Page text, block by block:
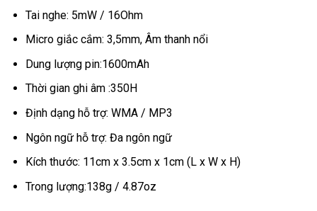
Tai nghe: 5mW / 16Ohm
Micro giắc cắm: 3,5mm, Âm thanh nổi
Dung lượng pin:1600mAh
Thời gian ghi âm :350H
Định dạng hỗ trợ: WMA / MP3
Ngôn ngữ hỗ trợ: Đa ngôn ngữ
Kích thước: 11cm x 3.5cm x 1cm (L x W x H)
Trong lượng:138g / 4.87oz